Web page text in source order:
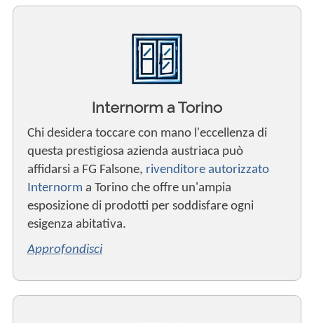
Internorm a Torino
Chi desidera toccare con mano l'eccellenza di
questa prestigiosa azienda austriaca può
affidarsi a FG Falsone, rivenditore autorizzato
Internorm a Torino che offre un'ampia
esposizione di prodotti per soddisfare ogni
esigenza abitativa.
Approfondisci